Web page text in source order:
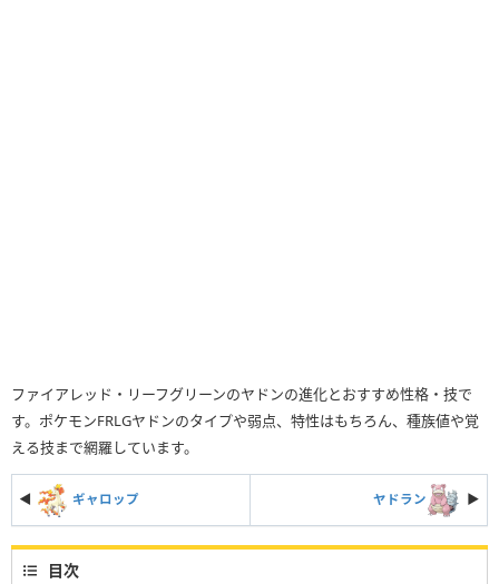
ファイアレッド・リーフグリーンのヤドンの進化とおすすめ性格・技で
す。ポケモンFRLGヤドンのタイプや弱点、特性はもちろん、種族値や覚
える技まで網羅しています。
◀ ギャロップ ヤドラン ▶︎
目次